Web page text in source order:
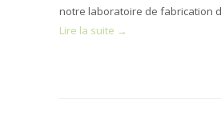
notre laboratoire de fabrication
Lire la suite →